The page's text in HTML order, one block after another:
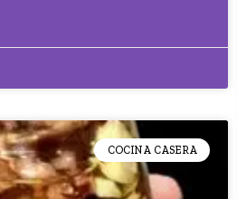
COCINA CASERA